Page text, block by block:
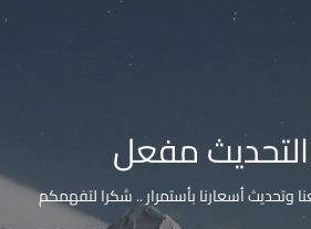
مفعل
أسعارنا بأستمرار .. شكرا لتفهمكم